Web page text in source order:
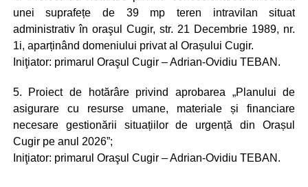
unei suprafețe de 39 mp teren intravilan situat
administrativ în oraşul Cugir, str. 21 Decembrie 1989, nr.
1i, aparținând domeniului privat al Orașului Cugir.
Iniţiator: primarul Oraşul Cugir – Adrian-Ovidiu TEBAN.
5. Proiect de hotărâre privind aprobarea „Planului de
asigurare cu resurse umane, materiale și financiare
necesare gestionării situațiilor de urgență din Orașul
Cugir pe anul 2026”;
Iniţiator: primarul Oraşul Cugir – Adrian-Ovidiu TEBAN.